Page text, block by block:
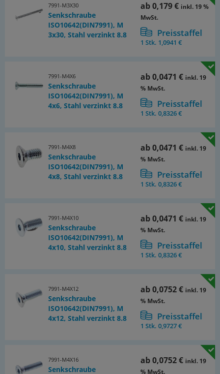
7991-M3X30
Senkschraube
ISO10642(DIN7991), M
3x30, Stahl verzinkt 8.8
ab0,179 € inkl. 19 %
MwSt.
Preisstaffel
1 Stk. 1,0941 €
7991-M4X6
Senkschraube
ISO10642(DIN7991), M
4x6, Stahl verzinkt 8.8
ab0,0471 € inkl. 19
% MwSt.
Preisstaffel
1 Stk.0,8326 €
7991-M4X8
Senkschraube
ISO10642(DIN7991), M
4x8, Stahl verzinkt 8.8
ab0,0471 € inkl. 19
% MwSt.
Preisstaffel
1 Stk.0,8326 €
7991-M4X10
Senkschraube
ISO10642(DIN7991), M
4x10, Stahl verzinkt 8.8
ab0,0471 € inkl. 19
% MwSt.
Preisstaffel
1 Stk.0,8326 €
7991-M4X12
Senkschraube
ISO10642(DIN7991), M
4x12, Stahl verzinkt 8.8
ab0,0752 € inkl. 19
% MwSt.
Preisstaffel
1 Stk.0,9727 €
7991-M4X16
Senkschraube
ab0,0752 € inkl. 19
% MwSt.